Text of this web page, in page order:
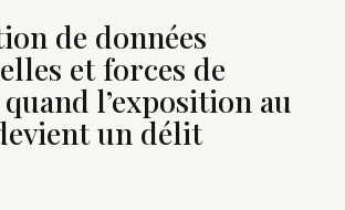
de données
et forces de
l’exposition au
un délit